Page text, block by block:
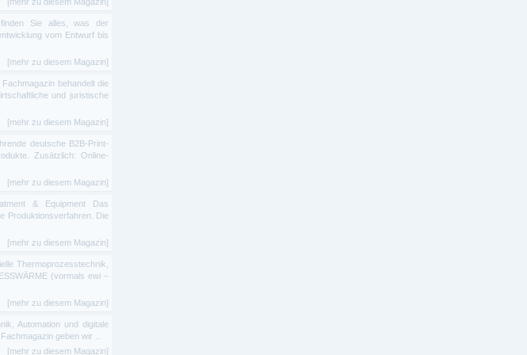
Sie alles, was der
vom Entwurf bis
[mehr zu diesem Magazin]
Fachmagazin behandelt die
und juristische
[mehr zu diesem Magazin]
deutsche B2B-Print-
Zusätzlich: Online-
[mehr zu diesem Magazin]
& Equipment Das
Produktionsverfahren. Die
[mehr zu diesem Magazin]
Thermoprozesstechnik,
(vormals ewi –
[mehr zu diesem Magazin]
Automation und digitale
geben wir ...
[mehr zu diesem Magazin]